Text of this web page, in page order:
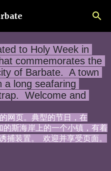
principal
to Holy Week in
commemorates the
of Barbate.  A town
a long seafaring
Welcome and
网页。典型的节日，在
的斯海岸上的一个小镇，有着
捕装置。  欢迎并享受页面。